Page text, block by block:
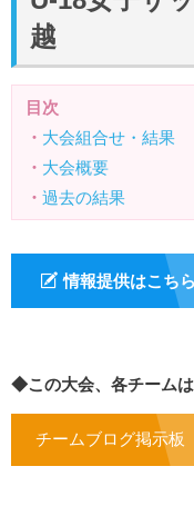
越
目次
・ 大会組合せ・結果
・ 大会概要
・ 過去の結果
情報提供はこちら
◆この大会、各チーム
チームブログ掲示板